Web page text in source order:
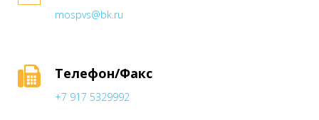
mospvs@bk.ru
Телефон/Факс
+7 917 5329992